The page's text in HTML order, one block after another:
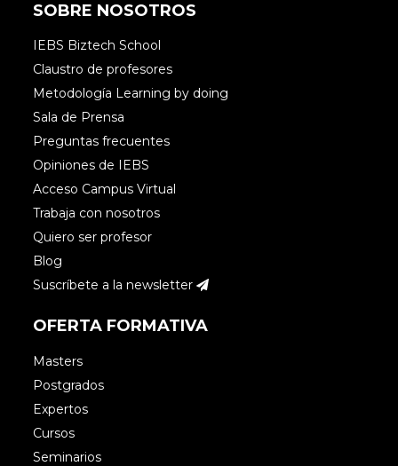
SOBRE NOSOTROS
IEBS Biztech School
Claustro de profesores
Metodología Learning by doing
Sala de Prensa
Preguntas frecuentes
Opiniones de IEBS
Acceso Campus Virtual
Trabaja con nosotros
Quiero ser profesor
Blog
Suscríbete a la newsletter
OFERTA FORMATIVA
Masters
Postgrados
Expertos
Cursos
Seminarios